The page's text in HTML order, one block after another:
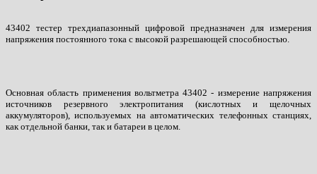
43402 тестер трехдиапазонный цифровой предназначен для измерения
напряжения постоянного тока с высокой разрешающей способностью.
Основная область применения вольтметра 43402 - измерение напряжения
источников резервного электропитания (кислотных и щелочных
аккумуляторов), используемых на автоматических телефонных станциях,
как отдельной банки, так и батареи в целом.